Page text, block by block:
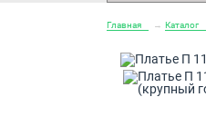
Главная → Каталог